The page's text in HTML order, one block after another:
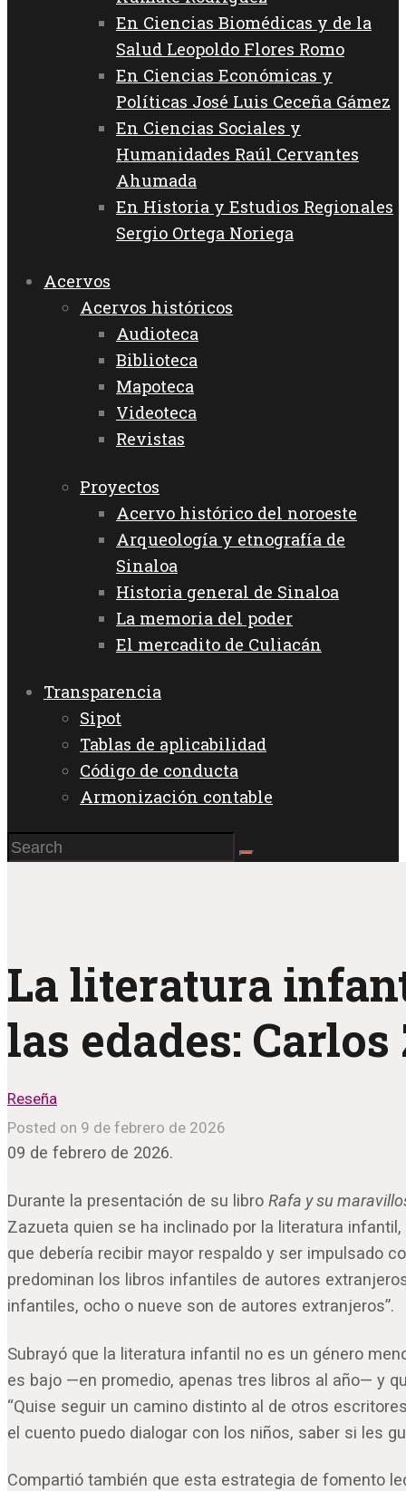
En Ciencias Biomédicas y de la
Salud Leopoldo Flores Romo
En Ciencias Económicas y
Políticas José Luis Ceceña Gámez
En Ciencias Sociales y
Humanidades Raúl Cervantes
Ahumada
En Historia y Estudios Regionales
Sergio Ortega Noriega
Acervos
Acervos históricos
Audioteca
Biblioteca
Mapoteca
Videoteca
Revistas
Proyectos
Acervo histórico del noroeste
Arqueología y etnografía de
Sinaloa
Historia general de Sinaloa
La memoria del poder
El mercadito de Culiacán
Transparencia
Sipot
Tablas de aplicabilidad
Código de conducta
Armonización contable
La literatura
las edades:
Reseña
Posted on 9 de febrero de 2026
09 de febrero de 2026.
Durante la presentación de su libro Rafa y su
Zazueta quien se ha inclinado por la literatura
que debería recibir mayor respaldo y ser impulsado
predominan los libros infantiles de autores
infantiles, ocho o nueve son de autores extranjeros”.
Subrayó que la literatura infantil no es un género
es bajo —en promedio, apenas tres libros al año— y
“Quise seguir un camino distinto al de otros
el cuento puedo dialogar con los niños, saber si les
Compartió también que esta estrategia de fomento